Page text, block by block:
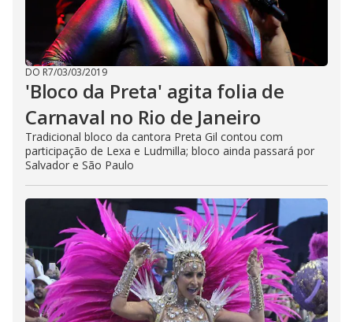
DO R7/03/03/2019
'Bloco da Preta' agita folia de
Carnaval no Rio de Janeiro
Tradicional bloco da cantora Preta Gil contou com
participação de Lexa e Ludmilla; bloco ainda passará por
Salvador e São Paulo